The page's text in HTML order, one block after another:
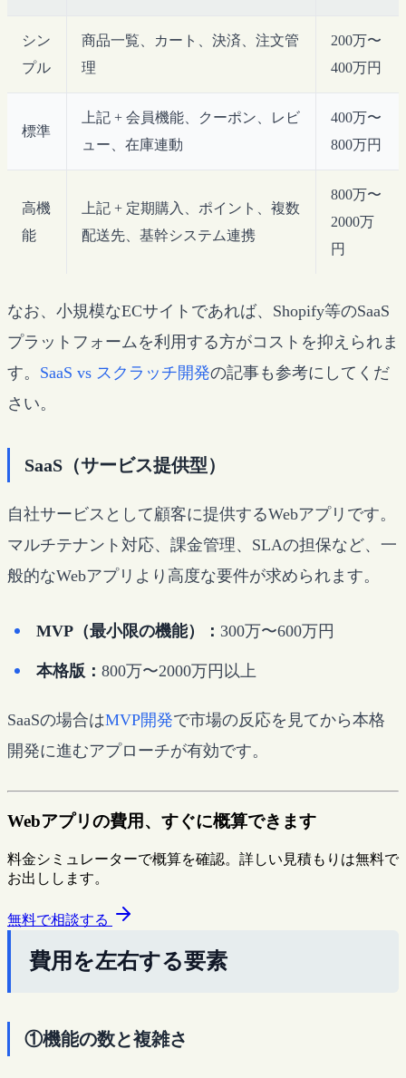
シン
プル
商品一覧、カート、決済、注文管
理
200万〜
400万円
標準
上記 + 会員機能、クーポン、レビ
ュー、在庫連動
400万〜
800万円
高機
能
上記 + 定期購入、ポイント、複数
配送先、基幹システム連携
800万〜
2000万
円
なお、小規模なECサイトであれば、Shopify等のSaaS
プラットフォームを利用する方がコストを抑えられま
す。 SaaS vs スクラッチ開発の記事も参考にしてくだ
さい。
SaaS（サービス提供型）
自社サービスとして顧客に提供するWebアプリです。
マルチテナント対応、課金管理、SLAの担保など、一
般的なWebアプリより高度な要件が求められます。
MVP（最小限の機能）： 300万〜600万円
本格版： 800万〜2000万円以上
SaaSの場合はMVP開発で市場の反応を見てから本格
開発に進むアプローチが有効です。
Webアプリの費用、すぐに概算できます
料金シミュレーターで概算を確認。詳しい見積もりは無料で
お出しします。
無料で相談する
費用を左右する要素
①機能の数と複雑さ